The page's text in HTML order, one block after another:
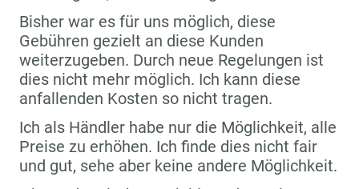
Bisher war es für uns möglich, diese
Gebühren gezielt an diese Kunden
weiterzugeben. Durch neue Regelungen ist
dies nicht mehr möglich. Ich kann diese
anfallenden Kosten so nicht tragen.
Ich als Händler habe nur die Möglichkeit, alle
Preise zu erhöhen. Ich finde dies nicht fair
und gut, sehe aber keine andere Möglichkeit.